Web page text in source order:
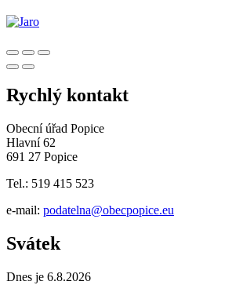
Rychlý kontakt
Obecní úřad Popice
Hlavní 62
691 27 Popice
Tel.: 519 415 523
e-mail: podatelna@obecpopice.eu
Svátek
Dnes je 6.8.2026